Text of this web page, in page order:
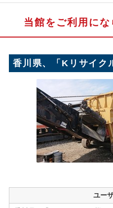
当館をご利用に
香川県、「Kリサイク
ユー